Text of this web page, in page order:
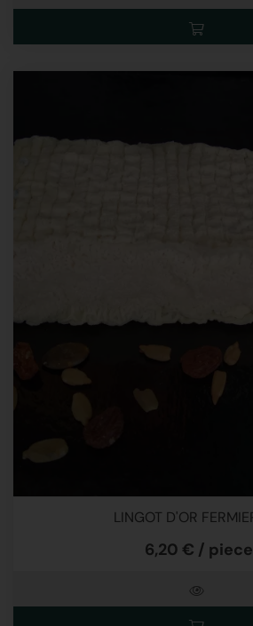
LINGOT D'OR
6,20 € / piece